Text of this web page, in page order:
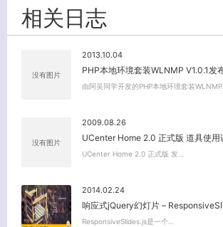
相关日志
没有图片
2013.10.04
PHP本地环境套装WLNMP V1.0.1发
由阿吴同学开发的PHP本地环境套装WLNMP…
没有图片
2009.08.26
UCenter Home 2.0 正式版 道具使用
UCenter Home 2.0 正式版 发…
2014.02.24
响应式jQuery幻灯片 –
ResponsiveSlides.js是一个…